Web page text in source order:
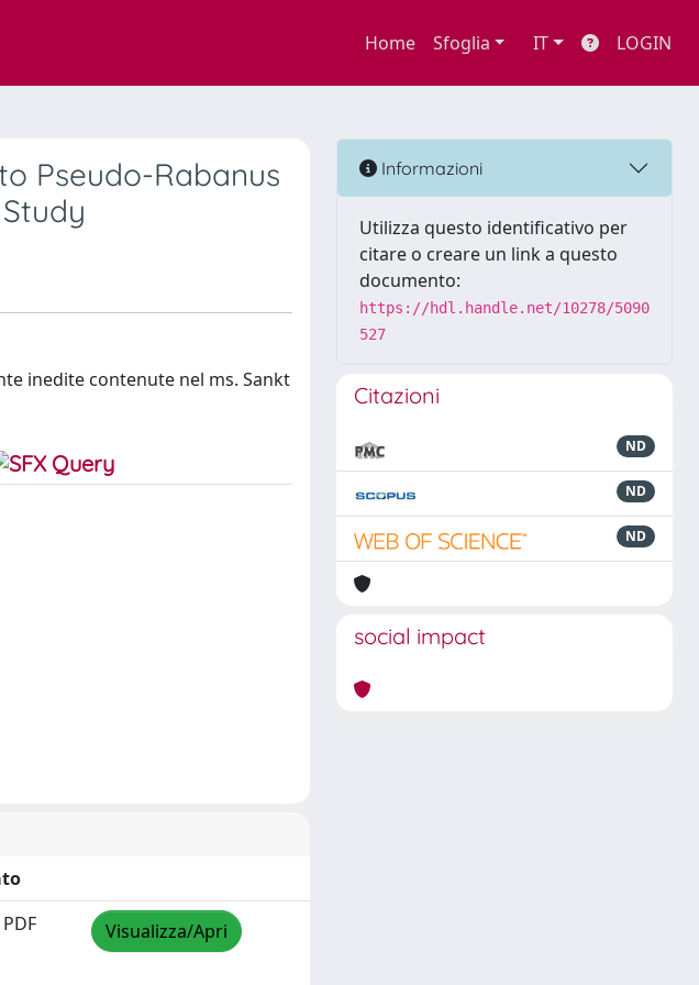
Home Sfoglia IT LOGIN
Pseudo-Rabanus
inedite contenute nel ms. Sankt
Visualizza/Apri
Informazioni
Utilizza questo identificativo per
citare o creare un link a questo
documento:
https://hdl.handle.net/10278/5090
527
Citazioni
ND
ND
ND
social impact